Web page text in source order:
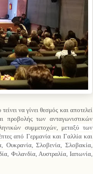
να γίνει θεσμός και αποτελεί
προβολής των ανταγωνιστικών
συμμετοχών, μεταξύ των
από Γερμανία και Γαλλία και
Ουκρανία, Σλοβενία, Σλοβακία,
Φιλανδία, Αυστραλία, Ιαπωνία,